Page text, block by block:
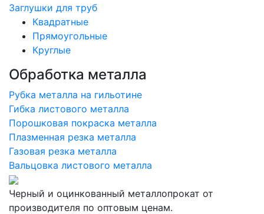
Заглушки для труб
Квадратные
Прямоугольные
Круглые
Обработка металла
Рубка металла на гильотине
Гибка листового металла
Порошковая покраска металла
Плазменная резка металла
Газовая резка металла
Вальцовка листового металла
Черный и оцинкованный металлопрокат от
производителя по оптовым ценам.